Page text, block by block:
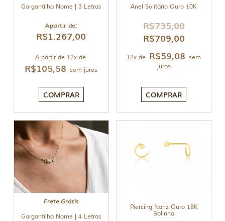
Gargantilha Nome | 3 Letras
Apartir de:
R$1.267,00
A partir de 12x de
R$105,58 sem juros
COMPRAR
Anel Solitário Ouro 10K
R$735,00
R$709,00
12x de R$59,08 sem
juros
COMPRAR
Frete Grátis
Gargantilha Nome | 4 Letras
Piercing Nariz Ouro 18K
Bolinha